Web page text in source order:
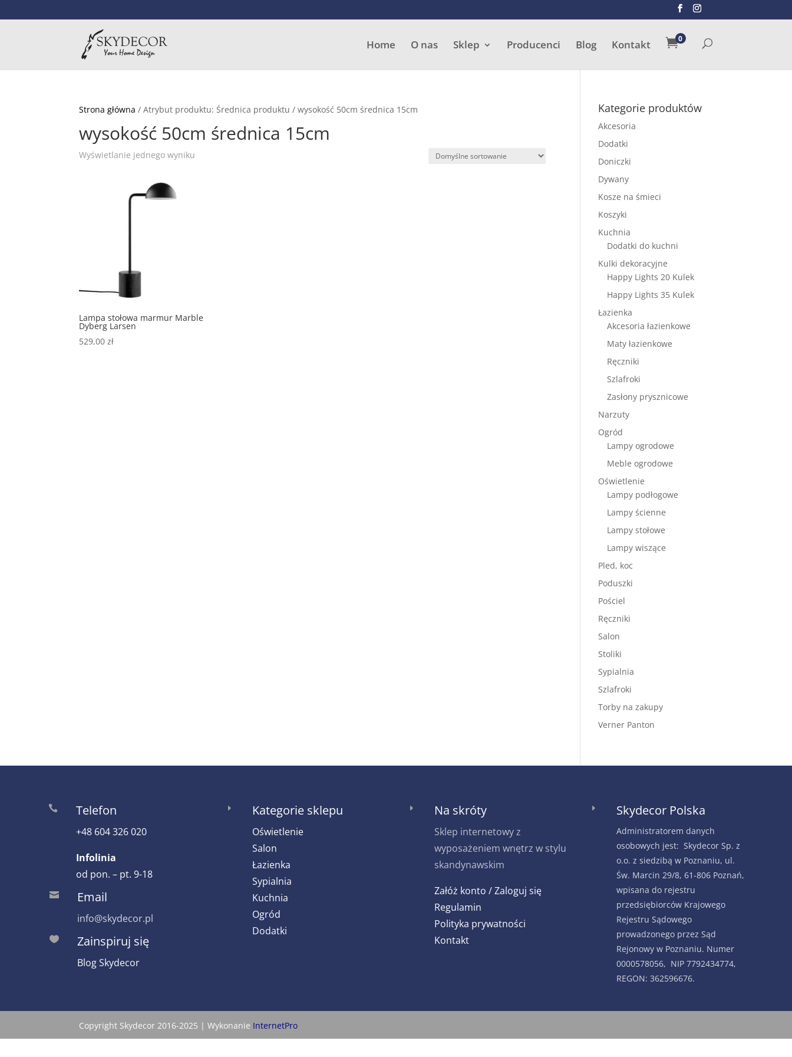
Home O nas Sklep Producenci Blog Kontakt 0
Wyszukiwarka
Strona główna / Atrybut produktu: Średnica produktu / wysokość 50cm średnica 15cm
wysokość 50cm średnica 15cm
Wyświetlanie jednego wyniku
Lampa stołowa marmur Marble
Dyberg Larsen
529,00zł
Kategorie produktów
Akcesoria
Dodatki
Doniczki
Dywany
Kosze na śmieci
Koszyki
Kuchnia
Dodatki do kuchni
Kulki dekoracyjne
Happy Lights 20 Kulek
Happy Lights 35 Kulek
Łazienka
Akcesoria łazienkowe
Maty łazienkowe
Ręczniki
Szlafroki
Zasłony prysznicowe
Narzuty
Ogród
Lampy ogrodowe
Meble ogrodowe
Oświetlenie
Lampy podłogowe
Lampy ścienne
Lampy stołowe
Lampy wiszące
Pled, koc
Poduszki
Pościel
Ręczniki
Salon
Stoliki
Sypialnia
Szlafroki
Torby na zakupy
Verner Panton
 Telefon
+48 604 326 020
Infolinia
od pon. – pt. 9-18
 Email
info@skydecor.pl
 Zainspiruj się
Blog Skydecor
E Kategorie sklepu
Oświetlenie
Salon
Łazienka
Sypialnia
Kuchnia
Ogród
Dodatki
E Na skróty
Sklep internetowy z
wyposażeniem wnętrz w stylu
skandynawskim
Załóż konto / Zaloguj się
Regulamin
Polityka prywatności
Kontakt
E Skydecor Polska
Administratorem danych
osobowych jest: Skydecor Sp. z
o.o. z siedzibą w Poznaniu, ul.
Św. Marcin 29/8, 61-806 Poznań,
wpisana do rejestru
przedsiębiorców Krajowego
Rejestru Sądowego
prowadzonego przez Sąd
Rejonowy w Poznaniu. Numer
0000578056, NIP 7792434774,
REGON: 362596676.
Copyright Skydecor 2016-2025 | Wykonanie InternetPro